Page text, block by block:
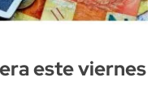
este viernes